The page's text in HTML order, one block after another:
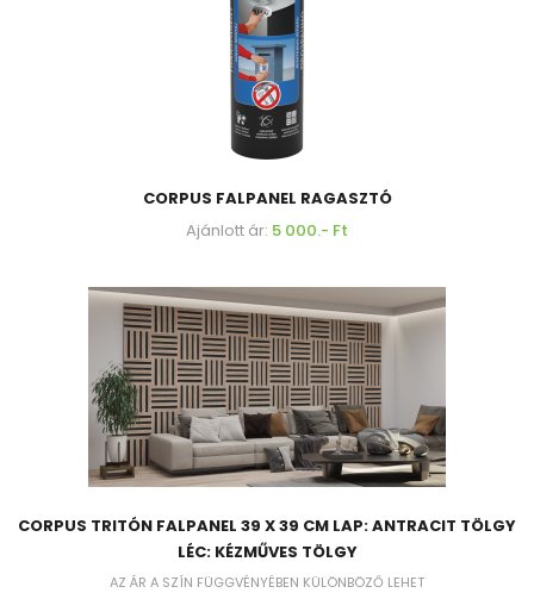
CORPUS FALPANEL RAGASZTÓ
Ajánlott ár: 5 000.- Ft
CORPUS TRITÓN FALPANEL 39 X 39 CM LAP: ANTRACIT TÖLGY
LÉC: KÉZMŰVES TÖLGY
AZ ÁR A SZÍN FÜGGVÉNYÉBEN KÜLÖNBÖZŐ LEHET